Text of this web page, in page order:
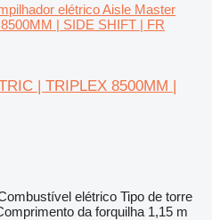
elétrico Aisle Master
| SIDE SHIFT | FR
| TRIPLEX 8500MM |
elétrico Tipo de torre
da forquilha 1,15 m